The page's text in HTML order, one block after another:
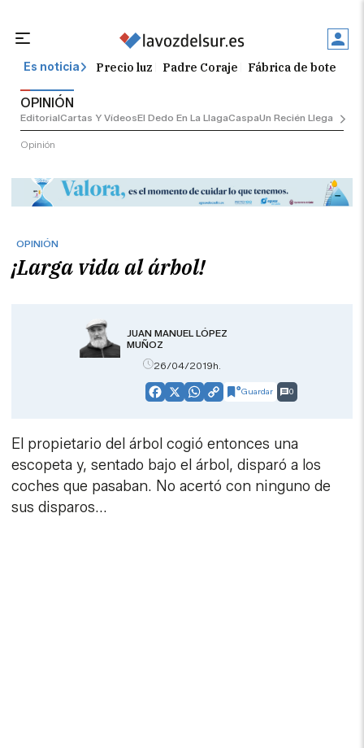
Es noticia Precio luz Padre Coraje Fábrica de botellas
OPINIÓN
EditorialCartas Y VídeosEl Dedo En La LlagaCaspaUn Recién Llegado
Opinión
OPINIÓN
¡Larga vida al árbol!
JUAN MANUEL LÓPEZ
MUÑOZ
26/04/2019h.
Facebook
X WhatsApp
CopyGuardar 0
El propietario del árbol cogió entonces una
escopeta y, sentado bajo el árbol, disparó a los
coches que pasaban. No acertó con ninguno de
sus disparos...